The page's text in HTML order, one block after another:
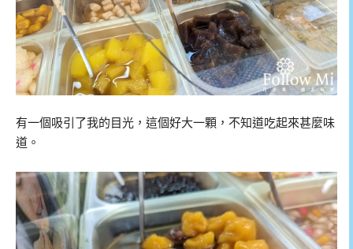
有一個吸引了我的目光，這個好大一顆，不知道吃起來甚麼味
道。